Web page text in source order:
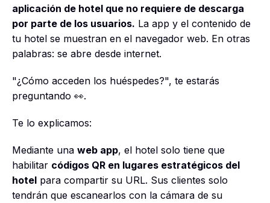
aplicación de hotel que no requiere de descarga
por parte de los usuarios. La app y el contenido de
tu hotel se muestran en el navegador web. En otras
palabras: se abre desde internet.
"¿Cómo acceden los huéspedes?", te estarás
preguntando 👀.
Te lo explicamos:
Mediante una web app, el hotel solo tiene que
habilitar códigos QR en lugares estratégicos del
hotel para compartir su URL. Sus clientes solo
tendrán que escanearlos con la cámara de su